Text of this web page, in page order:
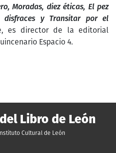
Moradas, diez éticas, El pez
disfraces y Transitar por el
es director de la editorial
Espacio 4.
Libro de León
Cultural de León